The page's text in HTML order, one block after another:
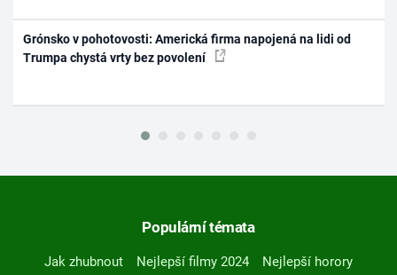
Grónsko v pohotovosti: Americká firma napojená na lidi od
Trumpa chystá vrty bez povolení
Populární témata
Jak zhubnout Nejlepší filmy 2024
Nejlepší horory